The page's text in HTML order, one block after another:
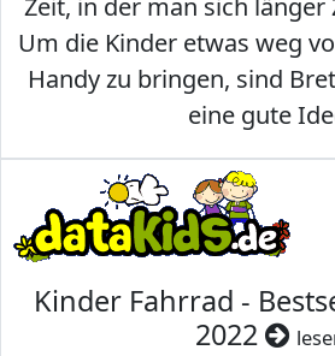
Zeit, in der man sich länger
Um die Kinder etwas weg
Handy zu bringen, sind
eine gute
Kinder Fahrrad -
2022